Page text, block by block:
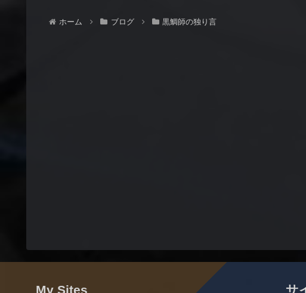
ホーム ブログ 黒鯛師の独り言
My Sites サ